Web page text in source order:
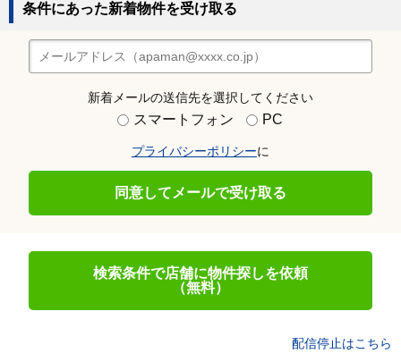
条件にあった新着物件を受け取る
新着メールの送信先を選択してください
スマートフォン PC
プライバシーポリシーに
同意してメールで受け取る
検索条件で店舗に物件探しを依頼
（無料）
配信停止はこちら